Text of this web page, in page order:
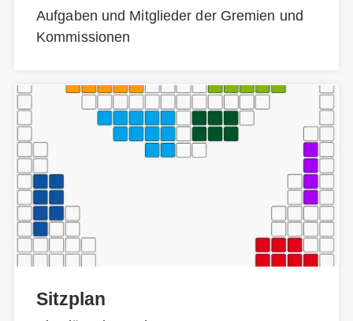
Aufgaben und Mitglieder der Gremien und
Kommissionen
Sitzplan